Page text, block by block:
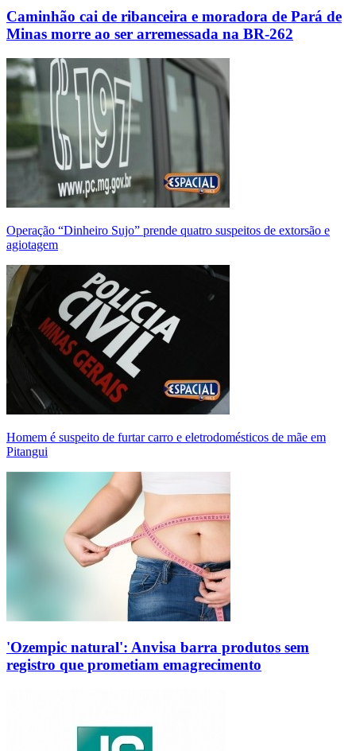
Caminhão cai de ribanceira e moradora de Pará de
Minas morre ao ser arremessada na BR-262
Operação “Dinheiro Sujo” prende quatro suspeitos de extorsão e
agiotagem
Homem é suspeito de furtar carro e eletrodomésticos de mãe em
Pitangui
'Ozempic natural': Anvisa barra produtos sem
registro que prometiam emagrecimento